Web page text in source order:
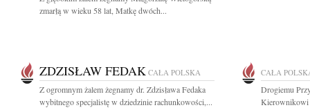
zmarłą w wieku 58 lat, Matkę dwóch...
ZDZISŁAW FEDAK CAŁA POLSKA
Z ogromnym żalem żegnamy dr. Zdzisława Fedaka
wybitnego specjalistę w dziedzinie rachunkowości,...
CAŁA
Drogiemu